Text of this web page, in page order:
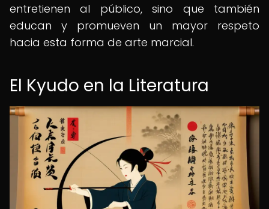
entretienen al público, sino que también
educan y promueven un mayor respeto
hacia esta forma de arte marcial.
El Kyudo en la Literatura